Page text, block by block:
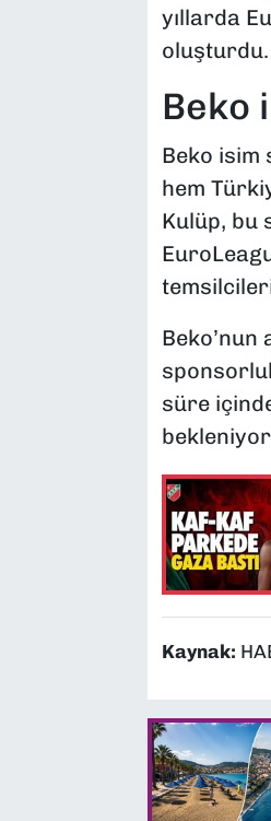
yıllarda
oluşturdu.
Beko
Beko isim
hem
Kulüp, bu
Beko’nun
süre
Kaynak: